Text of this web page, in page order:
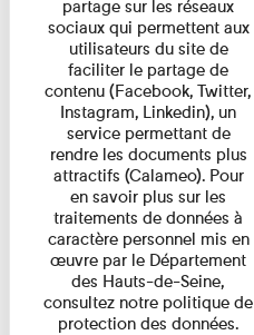
partage sur les réseaux
sociaux qui permettent aux
utilisateurs du site de
faciliter le partage de
contenu (Facebook, Twitter,
Instagram, Linkedin), un
service permettant de
rendre les documents plus
attractifs (Calameo). Pour
en savoir plus sur les
traitements de données à
caractère personnel mis en
œuvre par le Département
des Hauts-de-Seine,
consultez notre politique de
protection des données.